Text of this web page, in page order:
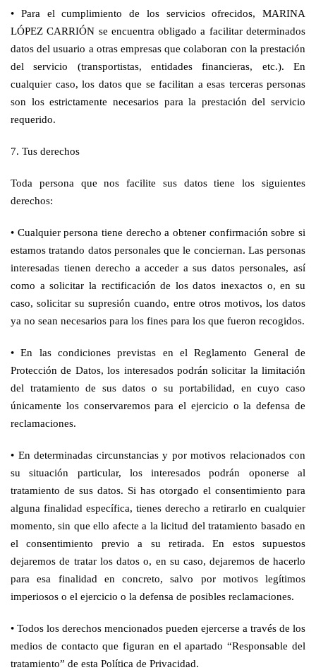
• Para el cumplimiento de los servicios ofrecidos, MARINA
LÓPEZ CARRIÓN se encuentra obligado a facilitar determinados
datos del usuario a otras empresas que colaboran con la prestación
del servicio (transportistas, entidades financieras, etc.). En
cualquier caso, los datos que se facilitan a esas terceras personas
son los estrictamente necesarios para la prestación del servicio
requerido.
7. Tus derechos
Toda persona que nos facilite sus datos tiene los siguientes
derechos:
• Cualquier persona tiene derecho a obtener confirmación sobre si
estamos tratando datos personales que le conciernan. Las personas
interesadas tienen derecho a acceder a sus datos personales, así
como a solicitar la rectificación de los datos inexactos o, en su
caso, solicitar su supresión cuando, entre otros motivos, los datos
ya no sean necesarios para los fines para los que fueron recogidos.
• En las condiciones previstas en el Reglamento General de
Protección de Datos, los interesados podrán solicitar la limitación
del tratamiento de sus datos o su portabilidad, en cuyo caso
únicamente los conservaremos para el ejercicio o la defensa de
reclamaciones.
• En determinadas circunstancias y por motivos relacionados con
su situación particular, los interesados podrán oponerse al
tratamiento de sus datos. Si has otorgado el consentimiento para
alguna finalidad específica, tienes derecho a retirarlo en cualquier
momento, sin que ello afecte a la licitud del tratamiento basado en
el consentimiento previo a su retirada. En estos supuestos
dejaremos de tratar los datos o, en su caso, dejaremos de hacerlo
para esa finalidad en concreto, salvo por motivos legítimos
imperiosos o el ejercicio o la defensa de posibles reclamaciones.
• Todos los derechos mencionados pueden ejercerse a través de los
medios de contacto que figuran en el apartado “Responsable del
tratamiento” de esta Política de Privacidad.